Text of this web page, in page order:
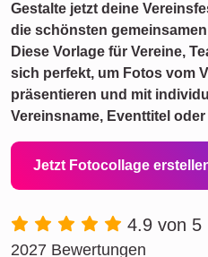
Gestalte jetzt deine
die schönsten
Diese Vorlage für Vereine,
sich perfekt, um Fotos vom
präsentieren und mit
Vereinsname, Eventtitel
Jetzt Fotocollage
4.9 von 5
2027 Bewertungen